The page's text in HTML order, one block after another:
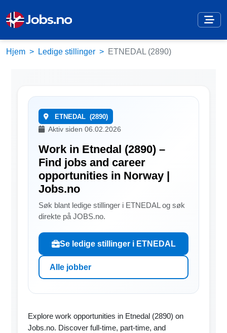
Hjem Ledige stillinger ETNEDAL (2890)
ETNEDAL (2890)
Aktiv siden 06.02.2026
Work in Etnedal (2890) –
Find jobs and career
opportunities in Norway |
Jobs.no
Søk blant ledige stillinger i ETNEDAL og søk
direkte på JOBS.no.
Se ledige stillinger i ETNEDAL
Alle jobber
Explore work opportunities in Etnedal (2890) on
Jobs.no. Discover full-time, part-time, and